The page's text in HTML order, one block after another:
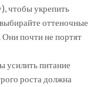
чтобы укрепить
оттеночные
Они почти не портят
усилить питание
роста должна